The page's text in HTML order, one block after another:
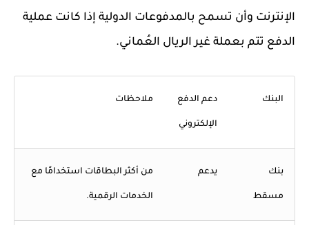
الإنترنت وأن تسمح بالمدفوعات الدولية إذا كانت عملية
الدفع تتم بعملة غير الريال العُماني.
البنك دعم الدفع
الإلكتروني
ملاحظات
بنك
مسقط
يدعم من أكثر البطاقات استخدامًا مع
الخدمات الرقمية.